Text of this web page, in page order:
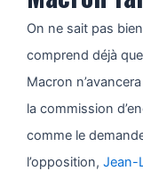
On ne sait pas
comprend déjà
Macron
la commission
comme le
l’opposition, Jean-